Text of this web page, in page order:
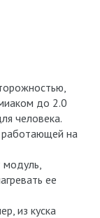
до 2.0
человека.
работающей на
модуль,
ее
из куска